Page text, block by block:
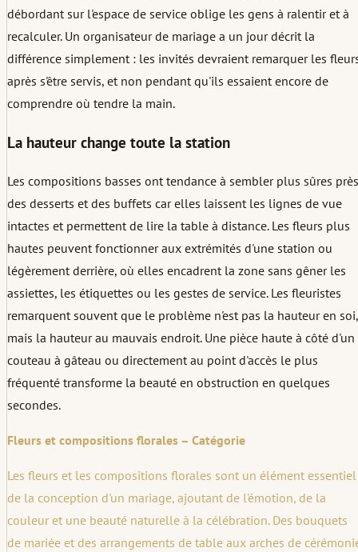
débordant sur l'espace de service oblige les gens à ralentir et à
recalculer. Un organisateur de mariage a un jour décrit la
différence simplement : les invités devraient remarquer les
après s'être servis, et non pendant qu'ils essaient encore de
comprendre où tendre la main.
La hauteur change toute la station
Les compositions basses ont tendance à sembler plus sûres près
des desserts et des buffets car elles laissent les lignes de vue
intactes et permettent de lire la table à distance. Les fleurs plus
hautes peuvent fonctionner aux extrémités d'une station ou
légèrement derrière, où elles encadrent la zone sans gêner les
assiettes, les étiquettes ou les gestes de service. Les fleuristes
remarquent souvent que le problème n'est pas la hauteur en soi,
mais la hauteur au mauvais endroit. Une pièce haute à côté d'un
couteau à gâteau ou directement au point d'accès le plus
fréquenté transforme la beauté en obstruction en quelques
secondes.
Fleurs et compositions florales – Catégorie
Les fleurs et les compositions florales sont un élément essentiel
de la conception d'un mariage, ajoutant de l'émotion, de la
couleur et une beauté naturelle à la célébration. Des bouquets
de mariée et des arrangements de table aux arches de